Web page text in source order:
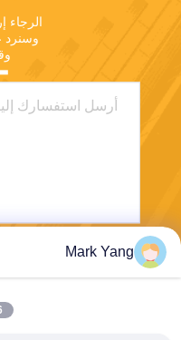
Mark Yang